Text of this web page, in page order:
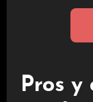
Pros y